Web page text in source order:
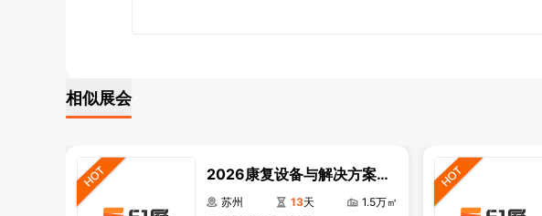
相似展会
2026康复设备与解决方案展
览会
苏州 13天
1.5万㎡